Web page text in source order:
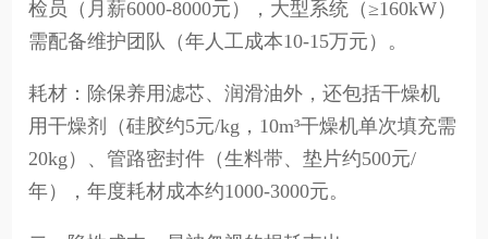
检员（月薪6000-8000元），大型系统（≥160kW）
需配备维护团队（年人工成本10-15万元）。
耗材：除保养用滤芯、润滑油外，还包括干燥机
用干燥剂（硅胶约5元/kg，10m³干燥机单次填充需
20kg）、管路密封件（生料带、垫片约500元/
年），年度耗材成本约1000-3000元。